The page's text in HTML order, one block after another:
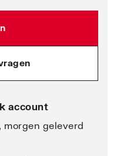
account
morgen geleverd